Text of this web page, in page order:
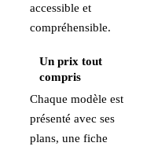
accessible et
compréhensible.
Un prix tout
compris
Chaque modèle est
présenté avec ses
plans, une fiche